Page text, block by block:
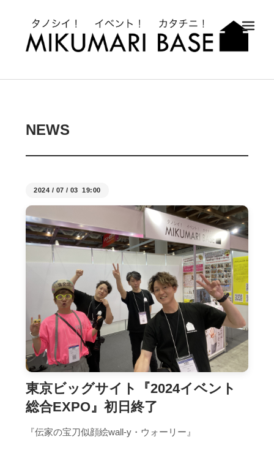
NEWS
2024 / 07 / 03 19:00
東京ビッグサイト『2024イベント
総合EXPO』初日終了
『伝家の宝刀似顔絵wall-y・ウォーリー』